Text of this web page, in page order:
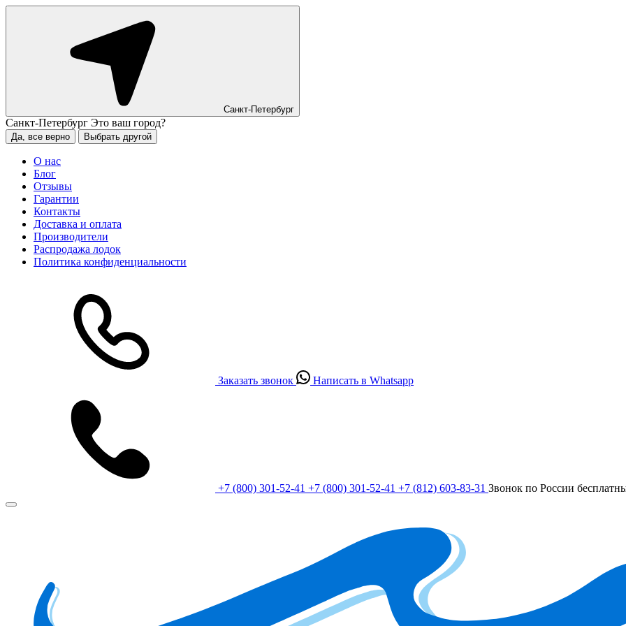
Санкт-Петербург
Санкт-Петербург Это ваш город?
Да, все верно Выбрать другой
О нас
Блог
Отзывы
Гарантии
Контакты
Доставка и оплата
Производители
Распродажа лодок
Политика конфиденциальности
Заказать звонок Написать в Whatsapp
+7 (800) 301-52-41 +7 (800) 301-52-41 +7 (812) 603-83-31 Звонок по России